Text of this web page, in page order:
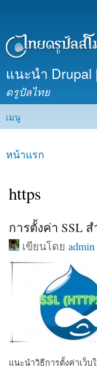
แนะนำ Drupal
ดรูปัลไทย
Main menu
เมนู
คุณอยู่ที่นี่
หน้าแรก
https
การตั้งค่า SSL ส
เขียนโดยadmin
แนะนำวิธีการตั้งค่าเว็บ